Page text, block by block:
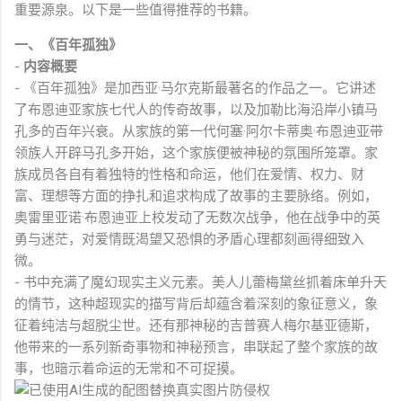
重要源泉。以下是一些值得推荐的书籍。
一、《百年孤独》
- 内容概要
- 《百年孤独》是加西亚·马尔克斯最著名的作品之一。它讲述
了布恩迪亚家族七代人的传奇故事，以及加勒比海沿岸小镇马
孔多的百年兴衰。从家族的第一代何塞·阿尔卡蒂奥·布恩迪亚带
领族人开辟马孔多开始，这个家族便被神秘的氛围所笼罩。家
族成员各自有着独特的性格和命运，他们在爱情、权力、财
富、理想等方面的挣扎和追求构成了故事的主要脉络。例如，
奥雷里亚诺·布恩迪亚上校发动了无数次战争，他在战争中的英
勇与迷茫，对爱情既渴望又恐惧的矛盾心理都刻画得细致入
微。
- 书中充满了魔幻现实主义元素。美人儿蕾梅黛丝抓着床单升天
的情节，这种超现实的描写背后却蕴含着深刻的象征意义，象
征着纯洁与超脱尘世。还有那神秘的吉普赛人梅尔基亚德斯，
他带来的一系列新奇事物和神秘预言，串联起了整个家族的故
事，也暗示着命运的无常和不可捉摸。